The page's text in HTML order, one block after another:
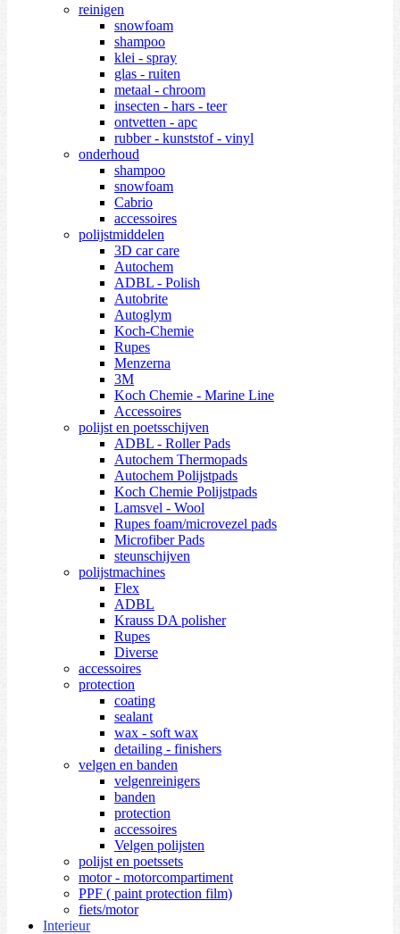
reinigen
snowfoam
shampoo
klei - spray
glas - ruiten
metaal - chroom
insecten - hars - teer
ontvetten - apc
rubber - kunststof - vinyl
onderhoud
shampoo
snowfoam
Cabrio
accessoires
polijstmiddelen
3D car care
Autochem
ADBL - Polish
Autobrite
Autoglym
Koch-Chemie
Rupes
Menzerna
3M
Koch Chemie - Marine Line
Accessoires
polijst en poetsschijven
ADBL - Roller Pads
Autochem Thermopads
Autochem Polijstpads
Koch Chemie Polijstpads
Lamsvel - Wool
Rupes foam/microvezel pads
Microfiber Pads
steunschijven
polijstmachines
Flex
ADBL
Krauss DA polisher
Rupes
Diverse
accessoires
protection
coating
sealant
wax - soft wax
detailing - finishers
velgen en banden
velgenreinigers
banden
protection
accessoires
Velgen polijsten
polijst en poetssets
motor - motorcompartiment
PPF ( paint protection film)
fiets/motor
Interieur